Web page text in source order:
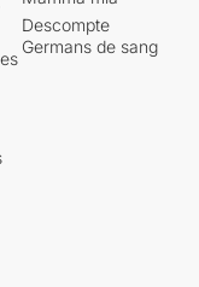
Descompte
Germans de sang